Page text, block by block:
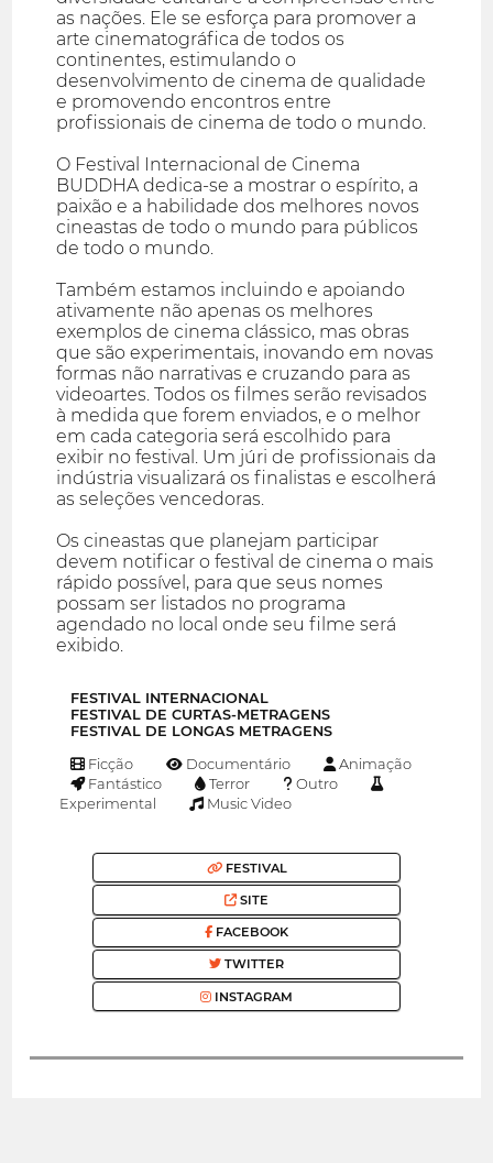
as nações. Ele se esforça para promover a
arte cinematográfica de todos os
continentes, estimulando o
desenvolvimento de cinema de qualidade
e promovendo encontros entre
profissionais de cinema de todo o mundo.
O Festival Internacional de Cinema
BUDDHA dedica-se a mostrar o espírito, a
paixão e a habilidade dos melhores novos
cineastas de todo o mundo para públicos
de todo o mundo.
Também estamos incluindo e apoiando
ativamente não apenas os melhores
exemplos de cinema clássico, mas obras
que são experimentais, inovando em novas
formas não narrativas e cruzando para as
videoartes. Todos os filmes serão revisados
à medida que forem enviados, e o melhor
em cada categoria será escolhido para
exibir no festival. Um júri de profissionais da
indústria visualizará os finalistas e escolherá
as seleções vencedoras.
Os cineastas que planejam participar
devem notificar o festival de cinema o mais
rápido possível, para que seus nomes
possam ser listados no programa
agendado no local onde seu filme será
exibido.
FESTIVAL INTERNACIONAL
FESTIVAL DE CURTAS-METRAGENS
FESTIVAL DE LONGAS METRAGENS
Ficção Documentário
Animação
Fantástico
Terror
Outro
Experimental
Music Video
FESTIVAL
SITE
FACEBOOK
TWITTER
INSTAGRAM